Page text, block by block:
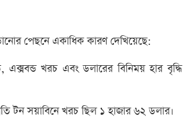
পেছনে একাধিক কারণ দেখিয়েছে:
খরচ এবং ডলারের বিনিময় হার বৃদ্ধি
টন সয়াবিনে খরচ ছিল ১ হাজার ৬২ ডলার।